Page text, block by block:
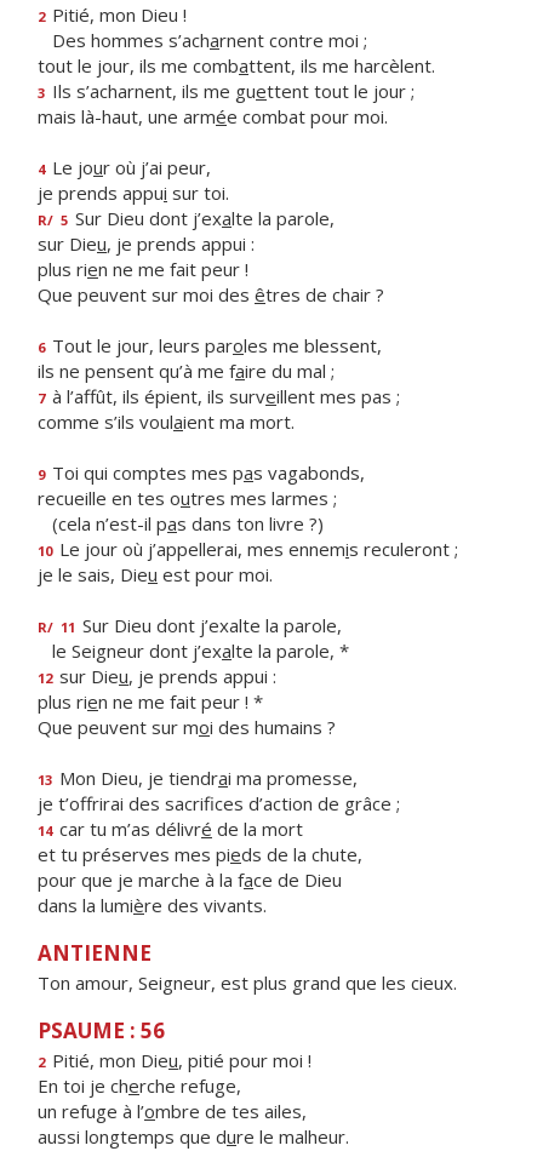
2 Pitié, mon Dieu !
Des hommes s’acharnent contre moi ;
tout le jour, ils me combattent, ils me harcèlent.
3 Ils s’acharnent, ils me guettent tout le jour ;
mais là-haut, une armée combat pour moi.
4 Le jour où j’ai peur,
je prends appui sur toi.
R/ 5 Sur Dieu dont j’exalte la parole,
sur Dieu, je prends appui :
plus rien ne me fait peur !
Que peuvent sur moi des êtres de chair ?
6 Tout le jour, leurs paroles me blessent,
ils ne pensent qu’à me faire du mal ;
7 à l’affût, ils épient, ils surveillent mes pas ;
comme s’ils voulaient ma mort.
9 Toi qui comptes mes pas vagabonds,
recueille en tes outres mes larmes ;
(cela n’est-il pas dans ton livre ?)
10 Le jour où j’appellerai, mes ennemis reculeront ;
je le sais, Dieu est pour moi.
R/ 11 Sur Dieu dont j’exalte la parole,
le Seigneur dont j’exalte la parole, *
12 sur Dieu, je prends appui :
plus rien ne me fait peur ! *
Que peuvent sur moi des humains ?
13 Mon Dieu, je tiendrai ma promesse,
je t’offrirai des sacrifces d’action de grâce ;
14 car tu m’as délivré de la mort
et tu préserves mes pieds de la chute,
pour que je marche à la face de Dieu
dans la lumière des vivants.
ANTIENNE
Ton amour, Seigneur, est plus grand que les cieux.
PSAUME : 56
2 Pitié, mon Dieu, pitié pour moi !
En toi je cherche refuge,
un refuge à l’ombre de tes ailes,
aussi longtemps que dure le malheur.